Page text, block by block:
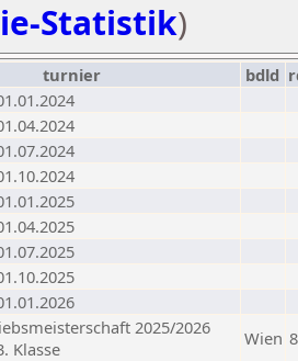
Statistik)
turnier bdld
2025/2026
Klasse
Wien 8